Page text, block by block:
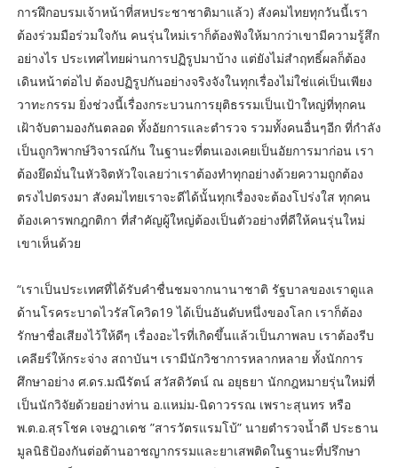
การฝึกอบรมเจ้าหน้าที่สหประชาชาติมาแล้ว) สังคมไทยทุกวันนี้เรา
ต้องร่วมมือร่วมใจกัน คนรุ่นใหม่เราก็ต้องฟังให้มากว่าเขามีความรู้สึก
อย่างไร ประเทศไทยผ่านการปฏิรูปมาบ้าง แต่ยังไม่สำฤทธิ์ผลก็ต้อง
เดินหน้าต่อไป ต้องปฏิรูปกันอย่างจริงจังในทุกเรื่องไม่ใช่แค่เป็นเพียง
วาทะกรรม ยิ่งช่วงนี้เรื่องกระบวนการยุติธรรมเป็นเป้าใหญ่ที่ทุกคน
เฝ้าจับตามองกันตลอด ทั้งอัยการและตำรวจ รวมทั้งคนอื่นๆอีก ที่กำลัง
เป็นถูกวิพากษ์วิจารณ์กัน ในฐานะที่ตนเองเคยเป็นอัยการมาก่อน เรา
ต้องยึดมั่นในหัวจิตหัวใจเลยว่าเราต้องทำทุกอย่างด้วยความถูกต้อง
ตรงไปตรงมา สังคมไทยเราจะดีได้นั้นทุกเรื่องจะต้องโปร่งใส ทุกคน
ต้องเคารพกฎกติกา ที่สำคัญผู้ใหญ่ต้องเป็นตัวอย่างที่ดีให้คนรุ่นใหม่
เขาเห็นด้วย
“เราเป็นประเทศที่ได้รับคำชื่นชมจากนานาชาติ รัฐบาลของเราดูแล
ด้านโรคระบาดไวรัสโควิด19 ได้เป็นอันดับหนึ่งของโลก เราก็ต้อง
รักษาชื่อเสียงไว้ให้ดีๆ เรื่องอะไรที่เกิดขึ้นแล้วเป็นภาพลบ เราต้องรีบ
เคลียร์ให้กระจ่าง สถาบันฯ เรามีนักวิชาการหลากหลาย ทั้งนักการ
ศึกษาอย่าง ศ.ดร.มณีรัตน์ สวัสดิวัตน์ ณ อยุธยา นักกฎหมายรุ่นใหม่ที่
เป็นนักวิจัยด้วยอย่างท่าน อ.แหม่ม-นิดาวรรณ เพราะสุนทร หรือ
พ.ต.อ.สุรโชค เจษฎาเดช ”สารวัตรแรมโบ้” นายตำรวจน้ำดี ประธาน
มูลนิธิป้องกันต่อต้านอาชญากรรมและยาเสพติดในฐานะที่ปรึกษา